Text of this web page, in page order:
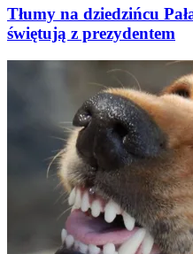
Tłumy na dziedzińcu
świętują z prezydentem